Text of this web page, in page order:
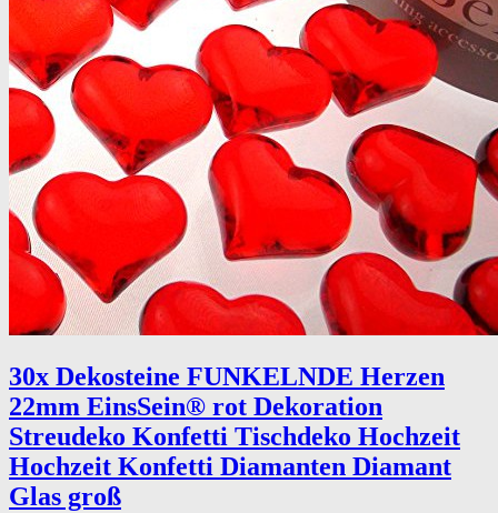
30x Dekosteine FUNKELNDE Herzen
22mm EinsSein® rot Dekoration
Streudeko Konfetti Tischdeko Hochzeit
Hochzeit Konfetti Diamanten Diamant
Glas groß